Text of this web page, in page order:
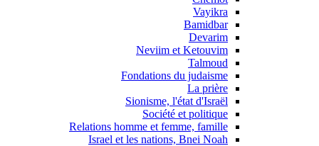
Vayikra
Bamidbar
Devarim
Neviim et Ketouvim
Talmoud
Fondations du judaisme
La prière
Sionisme, l'état d'Israël
Société et politique
Relations homme et femme, famille
Israel et les nations, Bnei Noah